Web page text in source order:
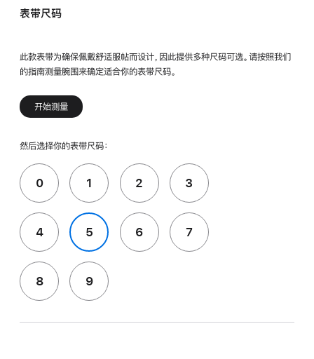
表带尺码
此款表带为确保佩戴舒适服帖而设计，因此提供多种尺码可选。请按照我们
的指南测量腕围来确定适合你的表带尺码。
开始测量
然后选择你的表带尺码：
0 1 2 3
4 5 6 7
8 9